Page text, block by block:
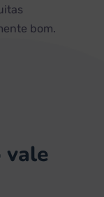
bom.
vale